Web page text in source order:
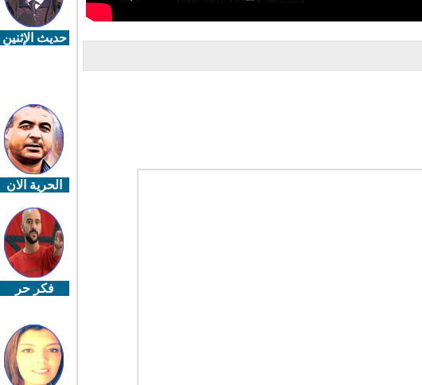
حديث الإثنين
الحرية الان
فكر حر